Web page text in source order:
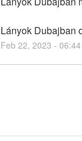
Lányok Dubajban
Feb 22, 2023 - 06:44